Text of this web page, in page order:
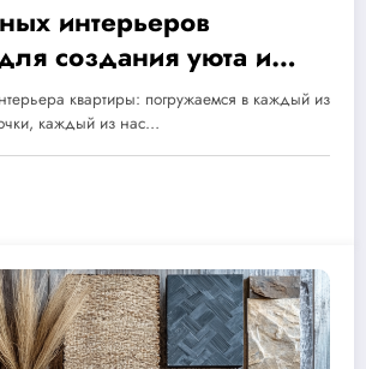
интерьеров
создания уюта и
вашем доме
квартиры: погружаемся в каждый из
каждый из нас…